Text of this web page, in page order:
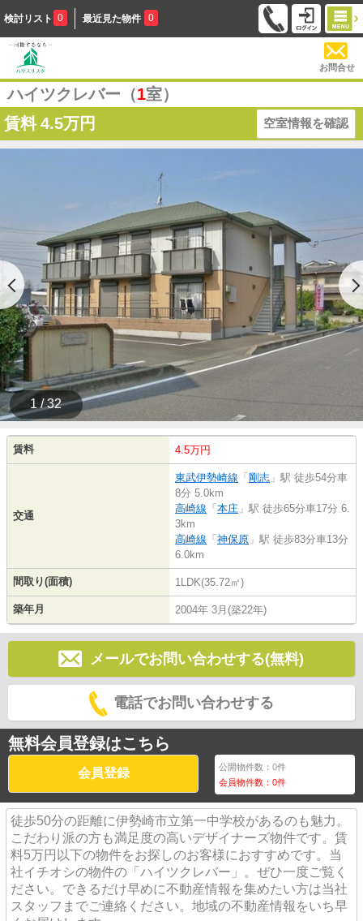
検討リスト 0 最近見た物件 0
お問合せ
ハイツクレバー（1室）
賃料 4.5万円 空室情報を確認
1 / 32
賃料 4.5万円
交通
東武伊勢崎線 「 剛志 」駅 徒歩54分車
8分 5.0km
高崎線 「 本庄 」駅 徒歩65分車17分 6.
3km
高崎線 「 神保原 」駅 徒歩83分車13分
6.0km
間取り(面積) 1LDK(35.72㎡)
築年月 2004年 3月(築22年)
メールでお問い合わせする(無料)
電話でお問い合わせする
無料会員登録はこちら
会員登録 公開物件数：0件
会員物件数：0件
徒歩50分の距離に伊勢崎市立第一中学校があるのも魅力。
こだわり派の方も満足度の高いデザイナーズ物件です。賃
料5万円以下の物件をお探しのお客様におすすめです。当
社イチオシの物件の「ハイツクレバー」。ぜひ一度ご覧く
ださい。できるだけ早めに不動産情報を集めたい方は当社
スタッフまでご連絡ください。地域の不動産情報をいち早